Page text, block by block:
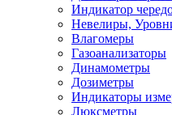
Индикатор
Невелиры,
Влагомеры
Газоанализаторы
Динамометры
Дозиметры
Индикаторы
Люксметры